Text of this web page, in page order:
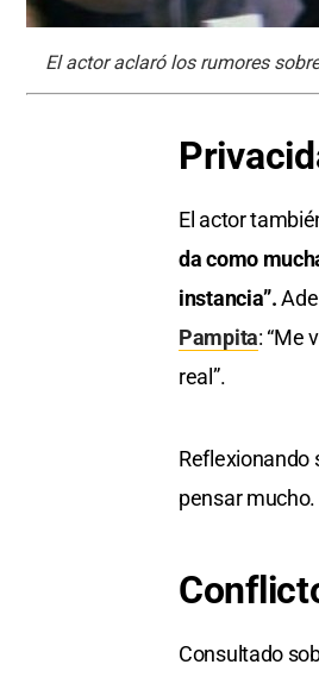
El actor aclaró los rumores
El actor
da como
instancia”.
Pampita: “Me
real”.
Reflexionando
pensar
Consultado